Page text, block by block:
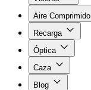
Aire Comprimido
Recarga
Óptica
Caza
Blog